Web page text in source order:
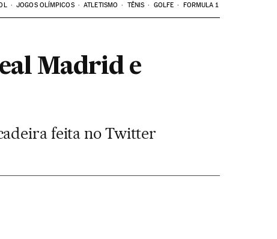
JOGOS OLÍMPICOS ATLETISMO TÊNIS GOLFE FORMULA 1
Madrid e
feita no Twitter